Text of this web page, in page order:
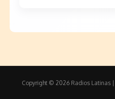
Copyright © 2026 Radios Latinas |